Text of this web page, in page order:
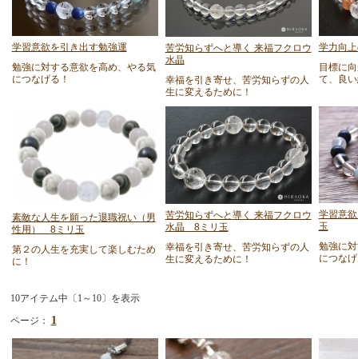
学習意欲を引き出す勉強運
勉強に対する意欲を高め、やる気
につなげる！
苦労知らずへと導く 来福フクロウ
水晶
幸福を引き寄せ、苦労知らずの人
生に変えるために！
学力向
目標に
て、良
素敵な人生を願った退職祝い（男
性用） 8ミリ玉
第２の人生を充実して楽しむため
に！
苦労知らずへと導く 来福フクロウ
水晶 8ミリ玉
幸福を引き寄せ、苦労知らずの人
生に変えるために！
学習意
玉
勉強に
につな
10アイテム中〔1～10〕を表示
ページ：
1